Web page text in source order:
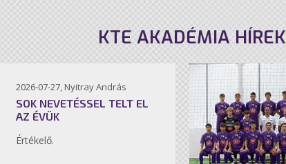
KTE AKADÉMIA HÍREK
2026-07-27, Nyitray András
SOK NEVETÉSSEL TELT EL
AZ ÉVÜK
Értékelő.